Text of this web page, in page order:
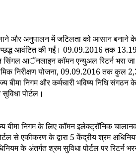
लाने और अनुपालन में जटिलता को आसान बनाने
आवंटित की गईं। 09.09.2016तक13.19
सिंगल आॅनलाइन काॅमन एन्युअल रिटर्न भरा जा
निरीक्षण योजना, 09.09.2016तक कुल
बीमा निगम और कर्मचारी भविष्य निधि
पोर्टल।
बीमा निगम के लिए कॉमन इलेक्ट्रॉनिक
से एकीकरण के द्वारा 5केंद्रीय श्रम
के अंतर्गत श्रम सुविधा पोर्टल पर रिटर्न